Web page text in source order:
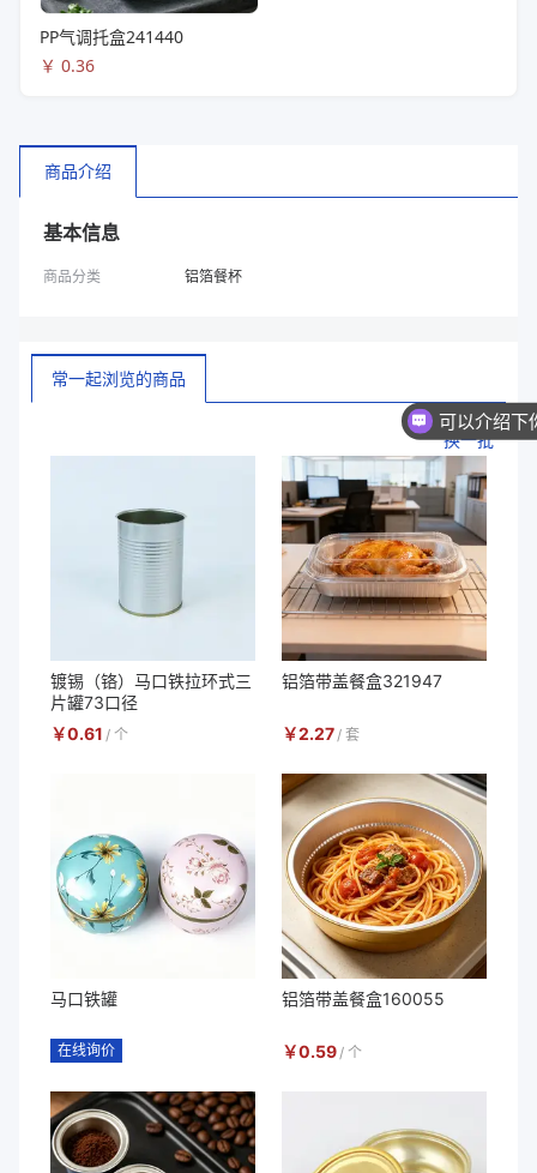
PP气调托盒241440
￥ 0.36
商品介绍
基本信息
商品分类 铝箔餐杯
常一起浏览的商品
换一批
镀锡（铬）马口铁拉环式三
片罐73口径
￥0.61 / 个
铝箔带盖餐盒321947
￥2.27 / 套
马口铁罐
在线询价
铝箔带盖餐盒160055
￥0.59 / 个